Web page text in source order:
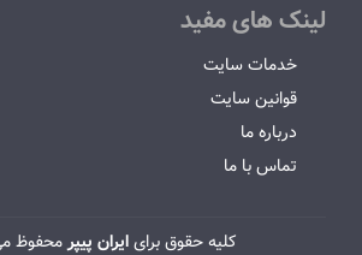
لینک های مفید
خدمات سایت
قوانین سایت
درباره ما
تماس با ما
کلیه حقوق برایایران پیپرمحفوظ